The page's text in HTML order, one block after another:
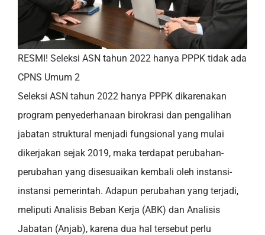
RESMI! Seleksi ASN tahun 2022 hanya PPPK tidak ada
CPNS Umum 2
Seleksi ASN tahun 2022 hanya PPPK dikarenakan
program penyederhanaan birokrasi dan pengalihan
jabatan struktural menjadi fungsional yang mulai
dikerjakan sejak 2019, maka terdapat perubahan-
perubahan yang disesuaikan kembali oleh instansi-
instansi pemerintah. Adapun perubahan yang terjadi,
meliputi Analisis Beban Kerja (ABK) dan Analisis
Jabatan (Anjab), karena dua hal tersebut perlu